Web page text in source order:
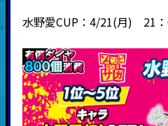
水野愛CUP：4/21(月) 21